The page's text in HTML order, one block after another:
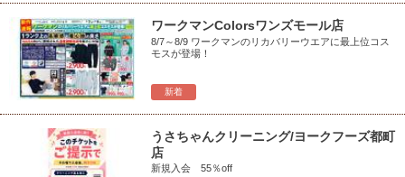
新着
ワークマンColorsワンズモール店
8/7～8/9 ワークマンのリカバリーウエアに最上位コス
モスが登場！
うさちゃんクリーニング/ヨークフーズ都町
店
新規入会 55％off